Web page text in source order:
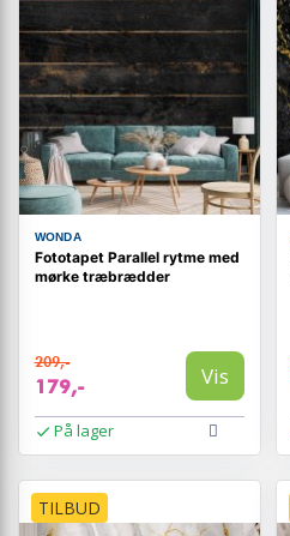
WONDA
Fototapet Parallel rytme med
mørke træbrædder
209,-
179,- Vis
På lager
TILBUD